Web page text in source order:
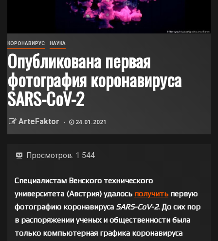
КОРОНАВИРУС НАУКА
Опубликована первая
фотография коронавируса
SARS-CoV-2
ArteFaktor 24.01.2021
Просмотров: 1 544
Специалистам Венского технического
университета (Австрия) удалось получить первую
фотографию коронавируса SARS-CoV-2. До сих пор
в распоряжении ученых и общественности была
только компьютерная графика коронавируса